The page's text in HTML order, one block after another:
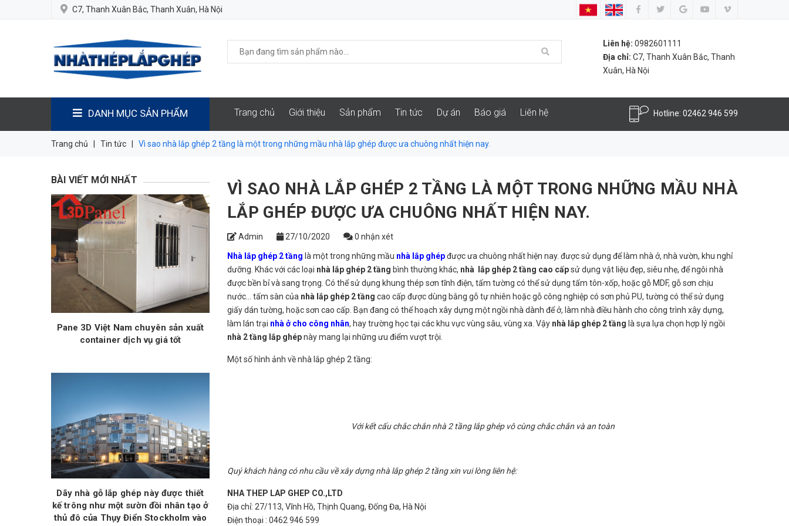
C7, Thanh Xuân Bắc, Thanh Xuân, Hà Nội
Liên hệ: 0982601111
Địa chỉ: C7, Thanh Xuân Bắc, Thanh
Xuân, Hà Nội
DANH MỤC SẢN PHẨM Trang chủ Giới thiệu Sản phẩm Tin tức Dự án Báo giá Liên hệ Hotline: 02462 946 599
Trang chủ Tin tức Vì sao nhà lắp ghép 2 tầng là một trong những mầu nhà lắp ghép được ưa chuông nhất hiện nay.
VÌ SAO NHÀ LẮP GHÉP 2 TẦNG LÀ MỘT TRONG NHỮNG MẦU NHÀ
LẮP GHÉP ĐƯỢC ƯA CHUÔNG NHẤT HIỆN NAY.
Admin 27/10/2020 0 nhận xét
Nhà lắp ghép 2 tầng là một trong những mầu nhà lắp ghépđược ưa chuông nhất hiện nay. được sử dụng để làm nhà ở, nhà vườn, khu nghỉ
dưỡng. Khác với các loại nhà lắp ghép 2 tầng bình thường khác, nhà lắp ghép 2 tầng cao cấpsử dụng vật liệu đẹp, siêu nhẹ, để ngôi nhà
được bền bỉ và sang trọng. Có thể sử dụng khung thép sơn tĩnh điện, tấm tường có thể sử dụng tấm tôn-xốp, hoặc gỗ MDF, gỗ sơn chịu
nước… tấm sàn của nhà lắp ghép 2 tầng cao cấp được dùng bằng gỗ tự nhiên hoặc gỗ công nghiệp có sơn phủ PU, tường có thể sử dụng
giấy dán tường, hoặc sơn cao cấp. Bạn đang có thể hoạch xây dựng một ngồi nhà dành để ở, làm nhà điều hành cho công trình xây dựng,
làm lán trại nhà ở cho công nhân, hay trường học tại các khu vực vùng sâu, vùng xa. Vậy nhà lắp ghép 2 tầng là sựa lựa chọn hợp lý ngồi
nhà 2 tầng lắp ghépnày mang lại những ưu điểm vượt trội.
Một số hình ảnh về nhà lắp ghép 2 tầng:
Với kết cấu chắc chắn nhà 2 tầng lắp ghép vô cùng chắc chắn và an toàn
Quý khách hàng có nhu cầu về xây dựng nhà lắp ghép 2 tầng xin vui lòng liên hệ:
NHA THEP LAP GHEP CO.,LTD
Địa chỉ: 27/113, Vĩnh Hồ, Thịnh Quang, Đống Đa, Hà Nội
Điện thoại : 0462 946 599
BÀI VIẾT MỚI NHẤT
Pane 3D Việt Nam chuyên sản xuất
container dịch vụ giá tốt
Dãy nhà gỗ lắp ghép này được thiết
kế trông như một sườn đồi nhân tạo ở
thủ đô của Thụy Điển Stockholm vào